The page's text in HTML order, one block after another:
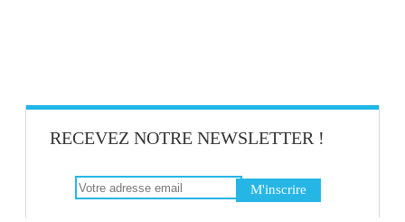
RECEVEZ NOTRE NEWSLETTER !